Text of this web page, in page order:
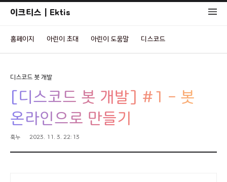
이크티스 | Ektis
홈페이지 아린이 초대 아린이 도움말 디스코드
디스코드 봇 개발
[디스코드 봇 개발] #1 - 봇
온라인으로 만들기
훅누 2023. 11. 3. 22:13